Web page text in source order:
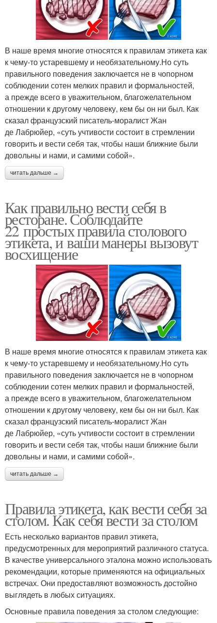
В наше время многие относятся к правилам этикета как
к чему-то устаревшему и необязательному.Но суть
правильного поведения заключается не в чопорном
соблюдении сотен мелких правил и формальностей,
а прежде всего в уважительном, благожелательном
отношении к другому человеку, кем бы он ни был. Как
сказал французский писатель-моралист Жан
де Лабрюйер, «суть учтивости состоит в стремлении
говорить и вести себя так, чтобы наши ближние были
довольны и нами, и самими собой».
читать дальше →
Как правильно вести себя в
ресторане. Соблюдайте
22 простых правила столового
этикета, и ваши манеры вызовут
восхищение
В наше время многие относятся к правилам этикета как
к чему-то устаревшему и необязательному.Но суть
правильного поведения заключается не в чопорном
соблюдении сотен мелких правил и формальностей,
а прежде всего в уважительном, благожелательном
отношении к другому человеку, кем бы он ни был. Как
сказал французский писатель-моралист Жан
де Лабрюйер, «суть учтивости состоит в стремлении
говорить и вести себя так, чтобы наши ближние были
довольны и нами, и самими собой».
читать дальше →
Правила этикета, как вести себя за
столом. Как себя вести за столом
Есть несколько вариантов правил этикета,
предусмотренных для мероприятий различного статуса.
В качестве универсального эталона можно использовать
рекомендации, которые применяются на официальных
встречах. Они предоставляют возможность достойно
выглядеть в любых ситуациях.
Основные правила поведения за столом следующие: